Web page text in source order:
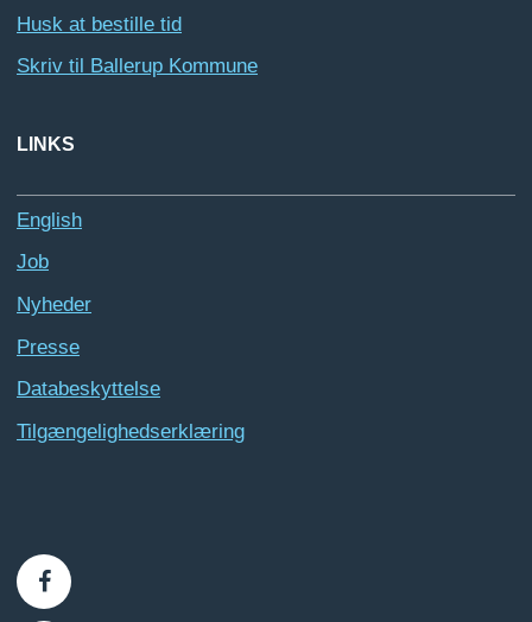
Husk at bestille tid
Skriv til Ballerup Kommune
LINKS
English
Job
Nyheder
Presse
Databeskyttelse
Tilgængelighedserklæring